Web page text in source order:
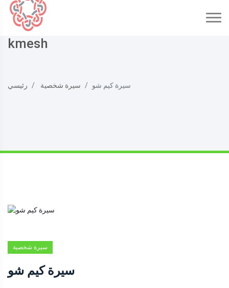
kmesh
رئيسي سيرة شخصية سيرة كيم شو
سيرة شخصية
سيرة كيم شو